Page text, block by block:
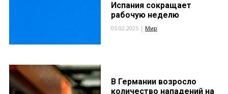
Испания сокращает
рабочую неделю
05.02.2025 | Мир
В Германии возросло
количество нападений на